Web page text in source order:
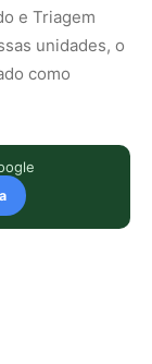
e Triagem
unidades, o
como